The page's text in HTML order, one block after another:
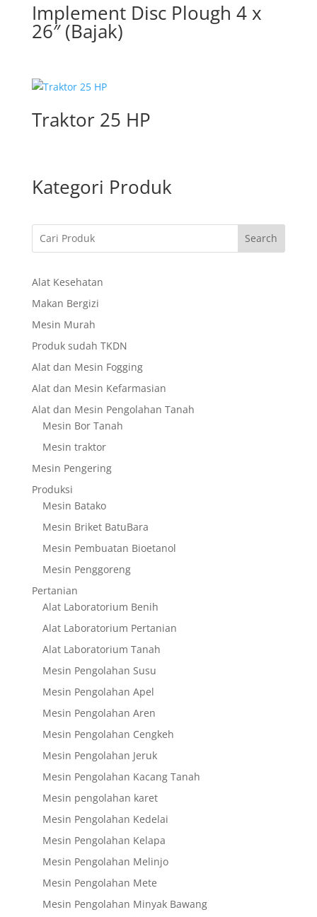
Implement Disc Plough 4 x
26″ (Bajak)
Traktor 25 HP
Kategori Produk
Search
Alat Kesehatan
Makan Bergizi
Mesin Murah
Produk sudah TKDN
Alat dan Mesin Fogging
Alat dan Mesin Kefarmasian
Alat dan Mesin Pengolahan Tanah
Mesin Bor Tanah
Mesin traktor
Mesin Pengering
Produksi
Mesin Batako
Mesin Briket BatuBara
Mesin Pembuatan Bioetanol
Mesin Penggoreng
Pertanian
Alat Laboratorium Benih
Alat Laboratorium Pertanian
Alat Laboratorium Tanah
Mesin Pengolahan Susu
Mesin Pengolahan Apel
Mesin Pengolahan Aren
Mesin Pengolahan Cengkeh
Mesin Pengolahan Jeruk
Mesin Pengolahan Kacang Tanah
Mesin pengolahan karet
Mesin Pengolahan Kedelai
Mesin Pengolahan Kelapa
Mesin Pengolahan Melinjo
Mesin Pengolahan Mete
Mesin Pengolahan Minyak Bawang